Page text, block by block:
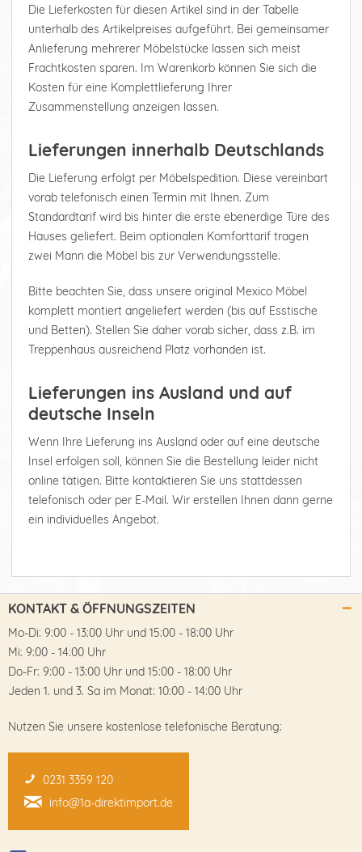
Die Lieferkosten für diesen Artikel sind in der Tabelle
unterhalb des Artikelpreises aufgeführt. Bei gemeinsamer
Anlieferung mehrerer Möbelstücke lassen sich meist
Frachtkosten sparen. Im Warenkorb können Sie sich die
Kosten für eine Komplettlieferung Ihrer
Zusammenstellung anzeigen lassen.
Lieferungen innerhalb Deutschlands
Die Lieferung erfolgt per Möbelspedition. Diese vereinbart
vorab telefonisch einen Termin mit Ihnen. Zum
Standardtarif wird bis hinter die erste ebenerdige Türe des
Hauses geliefert. Beim optionalen Komforttarif tragen
zwei Mann die Möbel bis zur Verwendungsstelle.
Bitte beachten Sie, dass unsere original Mexico Möbel
komplett montiert angeliefert werden (bis auf Esstische
und Betten). Stellen Sie daher vorab sicher, dass z.B. im
Treppenhaus ausreichend Platz vorhanden ist.
Lieferungen ins Ausland und auf
deutsche Inseln
Wenn Ihre Lieferung ins Ausland oder auf eine deutsche
Insel erfolgen soll, können Sie die Bestellung leider nicht
online tätigen. Bitte kontaktieren Sie uns stattdessen
telefonisch oder per E-Mail. Wir erstellen Ihnen dann gerne
ein individuelles Angebot.
KONTAKT & ÖFFNUNGSZEITEN
Mo-Di: 9:00 - 13:00 Uhr und 15:00 - 18:00 Uhr
Mi: 9:00 - 14:00 Uhr
Do-Fr: 9:00 - 13:00 Uhr und 15:00 - 18:00 Uhr
Jeden 1. und 3. Sa im Monat: 10:00 - 14:00 Uhr
Nutzen Sie unsere kostenlose telefonische Beratung:
0231 3359 120
info@1a-direktimport.de